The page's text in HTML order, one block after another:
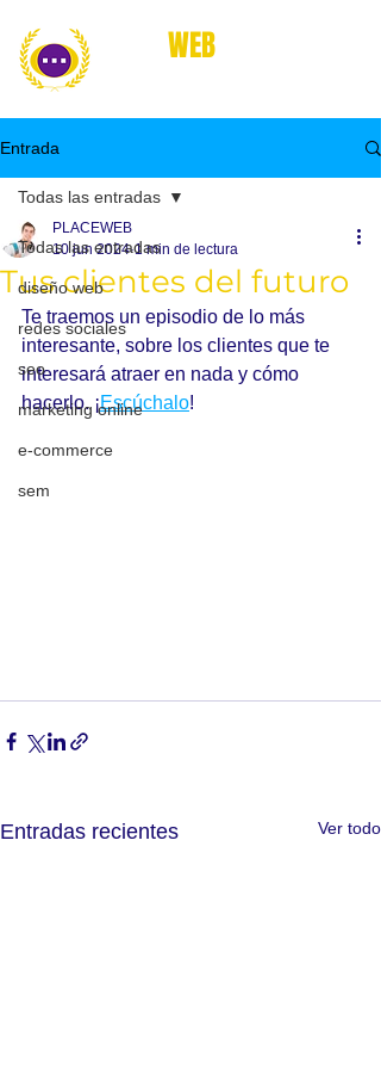
WEB
Entrada
Todas las entradas
diseño web
redes sociales
seo
marketing online
e-commerce
sem
Todas las entradas
Tus clientes del futuro
PLACEWEB
10 jun 2024 1 min de lectura
Te traemos un episodio de lo más
interesante, sobre los clientes que te
interesará atraer en nada y cómo
hacerlo. ¡Escúchalo!
Entradas recientes Ver todo